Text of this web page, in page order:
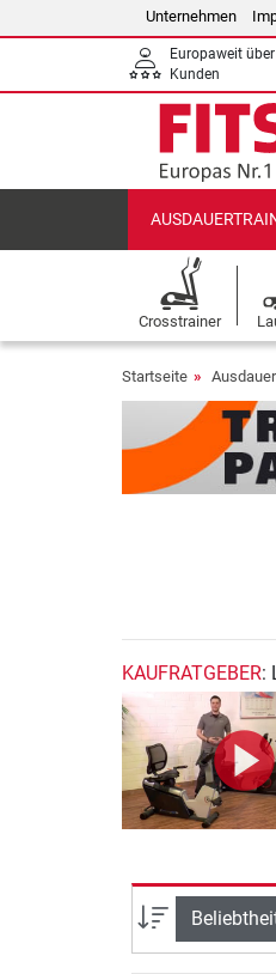
Unternehmen
Europaweit
Kunden
Crosstrainer
Startseite
KAUFRATGEBER:
Sortierung